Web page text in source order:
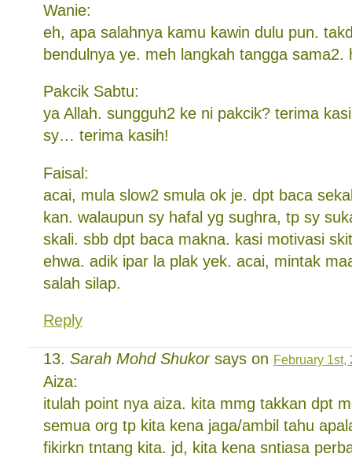
Wanie:
eh, apa salahnya kamu kawin dulu pun.
bendulnya ye. meh langkah tangga sama2.
Pakcik Sabtu:
ya Allah. sungguh2 ke ni pakcik? terima
sy… terima kasih!
Faisal:
acai, mula slow2 smula ok je. dpt baca
kan. walaupun sy hafal yg sughra, tp sy
skali. sbb dpt baca makna. kasi motivasi
ehwa. adik ipar la plak yek. acai, mintak
salah silap.
Reply
Sarah Mohd Shukorsays on February 1st,
Aiza:
itulah point nya aiza. kita mmg takkan dpt
semua org tp kita kena jaga/ambil tahu
fikirkn tntang kita. jd, kita kena sntiasa